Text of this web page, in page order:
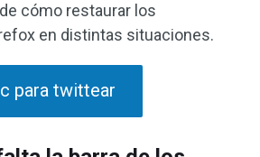
cómo restaurar los
en distintas situaciones.
para twittear